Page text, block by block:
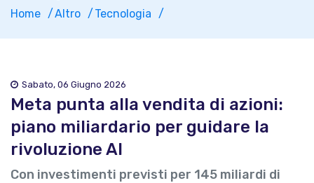
Home
Altro Tecnologia
Sabato, 06 Giugno 2026
Meta punta alla vendita di azioni:
piano miliardario per guidare la
rivoluzione AI
Con investimenti previsti per 145 miliardi di